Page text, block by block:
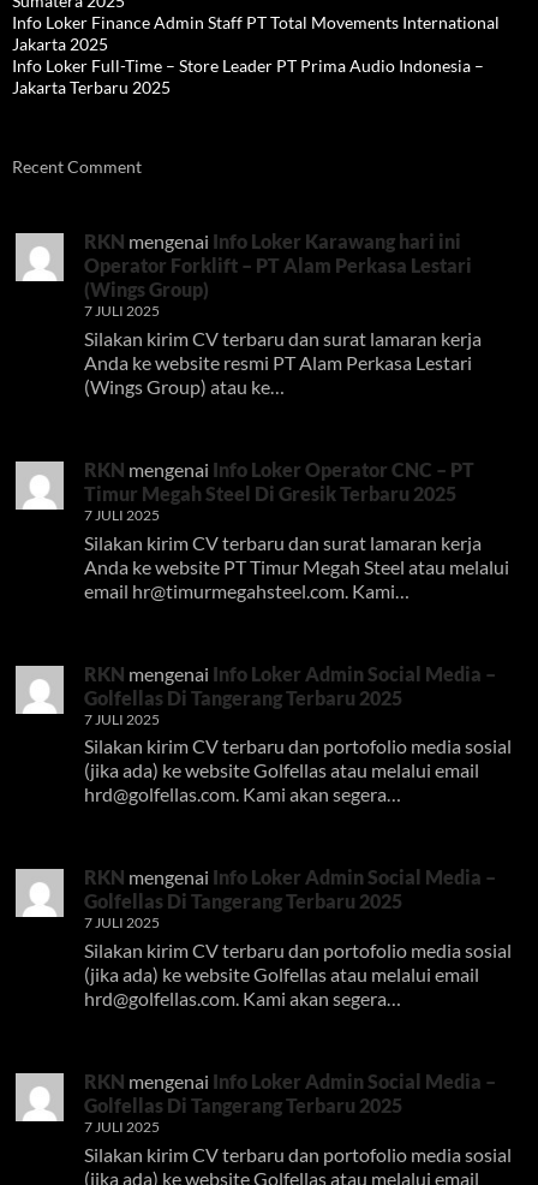
Info Loker Finance Admin Staff PT Total Movements International
Jakarta 2025
Info Loker Full-Time – Store Leader PT Prima Audio Indonesia –
Jakarta Terbaru 2025
Recent Comment
RKN mengenai Info Loker Karawang hari ini
Operator Forklift – PT Alam Perkasa Lestari
(Wings Group)
7 JULI 2025
Silakan kirim CV terbaru dan surat lamaran kerja
Anda ke website resmi PT Alam Perkasa Lestari
(Wings Group) atau ke…
RKN mengenai Info Loker Operator CNC – PT
Timur Megah Steel Di Gresik Terbaru 2025
7 JULI 2025
Silakan kirim CV terbaru dan surat lamaran kerja
Anda ke website PT Timur Megah Steel atau melalui
email hr@timurmegahsteel.com . Kami…
RKN mengenai Info Loker Admin Social Media –
Golfellas Di Tangerang Terbaru 2025
7 JULI 2025
Silakan kirim CV terbaru dan portofolio media sosial
(jika ada) ke website Golfellas atau melalui email
hrd@golfellas.com. Kami akan segera…
RKN mengenai Info Loker Admin Social Media –
Golfellas Di Tangerang Terbaru 2025
7 JULI 2025
Silakan kirim CV terbaru dan portofolio media sosial
(jika ada) ke website Golfellas atau melalui email
hrd@golfellas.com. Kami akan segera…
RKN mengenai Info Loker Admin Social Media –
Golfellas Di Tangerang Terbaru 2025
7 JULI 2025
Silakan kirim CV terbaru dan portofolio media sosial
(jika ada) ke website Golfellas atau melalui email